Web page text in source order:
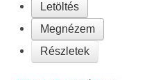
Értéktár bizottság
Turizmus
Letöltés
Megnézem
Részletek